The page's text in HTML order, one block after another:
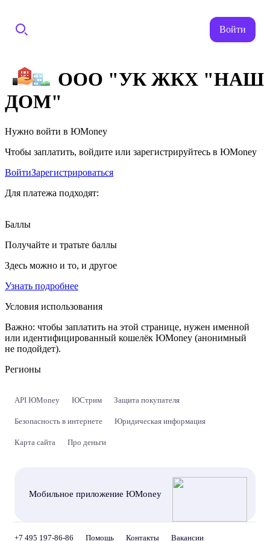
Войти
ООО "УК ЖКХ "НАШ
ДОМ"
Нужно войти в ЮMoney
Чтобы заплатить, войдите или зарегистрируйтесь в ЮMoney
ВойтиЗарегистрироваться
Для платежа подходят:
Баллы
Получайте и тратьте баллы
Здесь можно и то, и другое
Узнать подробнее
Условия использования
Важно: чтобы заплатить на этой странице, нужен именной
или идентифицированный кошелёк ЮMoney (анонимный
не подойдет).
Регионы
API ЮMoney ЮСтрим Защита покупателя
Безопасность в интернете Юридическая информация
Карта сайта Про деньги
Мобильное приложение ЮMoney
+7 495 197-86-86 Помощь Контакты Вакансии